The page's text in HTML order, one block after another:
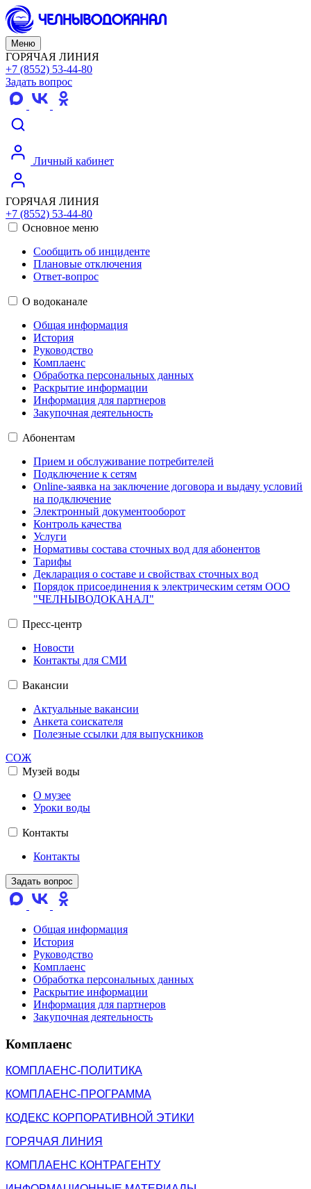
Меню
ГОРЯЧАЯ ЛИНИЯ
+7 (8552) 53-44-80
Задать вопрос
Личный кабинет
ГОРЯЧАЯ ЛИНИЯ
+7 (8552) 53-44-80
Основное меню
Сообщить об инциденте
Плановые отключения
Ответ-вопрос
О водоканале
Общая информация
История
Руководство
Комплаенс
Обработка персональных данных
Раскрытие информации
Информация для партнеров
Закупочная деятельность
Абонентам
Прием и обслуживание потребителей
Подключение к сетям
Online-заявка на заключение договора и выдачу условий
на подключение
Электронный документооборот
Контроль качества
Услуги
Нормативы состава сточных вод для абонентов
Тарифы
Декларация о составе и свойствах сточных вод
Порядок присоединения к электрическим сетям ООО
"ЧЕЛНЫВОДОКАНАЛ"
Пресс-центр
Новости
Контакты для СМИ
Вакансии
Актуальные вакансии
Анкета соискателя
Полезные ссылки для выпускников
СОЖ
Музей воды
О музее
Уроки воды
Контакты
Контакты
Задать вопрос
Общая информация
История
Руководство
Комплаенс
Обработка персональных данных
Раскрытие информации
Информация для партнеров
Закупочная деятельность
Комплаенс
КОМПЛАЕНС-ПОЛИТИКА
КОМПЛАЕНС-ПРОГРАММА
КОДЕКС КОРПОРАТИВНОЙ ЭТИКИ
ГОРЯЧАЯ ЛИ НИЯ
КОМПЛАЕНС КОНТРАГЕНТУ